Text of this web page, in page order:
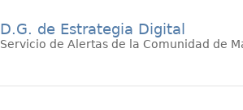
D.G. de Estrategia Digital
Servicio de Alertas de la Comunidad de